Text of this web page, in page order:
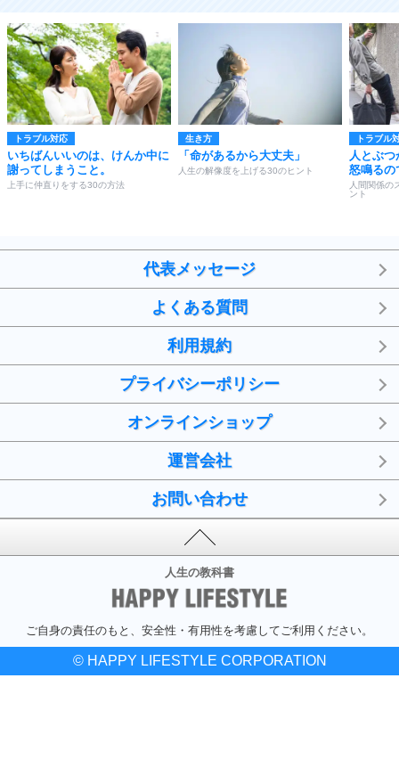
トラブル対応
いちばんいいのは、けんか中に
謝ってしまうこと。
上手に仲直りをする30の方法
生き方
「命があるから大丈夫」
人生の解像度を上げる30のヒント
トラブル
人とぶ
怒鳴るの
人間関係の
ント
代表メッセージ
よくある質問
利用規約
プライバシーポリシー
オンラインショップ
運営会社
お問い合わせ
人生の教科書
ご自身の責任のもと、安全性・有用性を考慮してご利用ください。
© HAPPY LIFESTYLE CORPORATION